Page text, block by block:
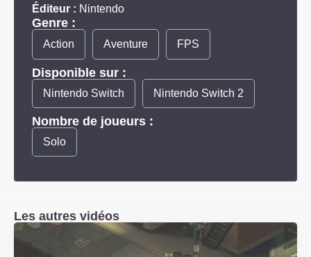
Éditeur : Nintendo
Genre :
Action Aventure FPS
Disponible sur :
Nintendo Switch Nintendo Switch 2
Nombre de joueurs :
Solo
Les autres vidéos